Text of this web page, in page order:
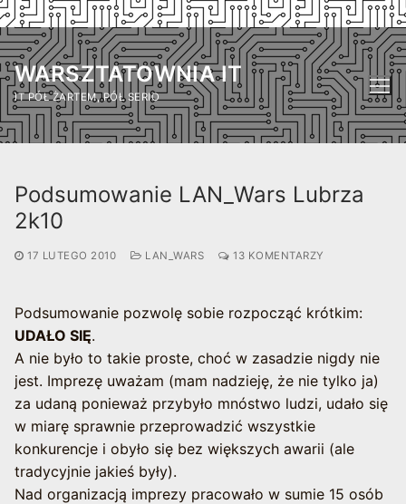
Przejdź
do
treści
WARSZTATOWNIA IT
IT PÓŁ ŻARTEM, PÓŁ SERIO
Podsumowanie LAN_Wars Lubrza
2k10
17 LUTEGO 2010 LAN_WARS 13 KOMENTARZY
Podsumowanie pozwolę sobie rozpocząć krótkim:
UDAŁO SIĘ.
A nie było to takie proste, choć w zasadzie nigdy nie
jest. Imprezę uważam (mam nadzieję, że nie tylko ja)
za udaną ponieważ przybyło mnóstwo ludzi, udało się
w miarę sprawnie przeprowadzić wszystkie
konkurencje i obyło się bez większych awarii (ale
tradycyjnie jakieś były).
Nad organizacją imprezy pracowało w sumie 15 osób